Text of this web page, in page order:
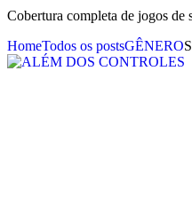
Cobertura completa de jogos de
HomeTodos os postsGÊNERO